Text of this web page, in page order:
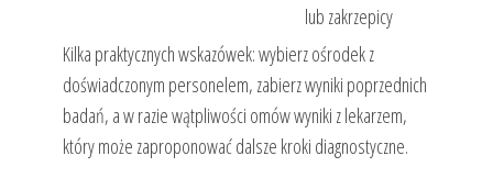
lub zakrzepicy
Kilka praktycznych wskazówek: wybierz ośrodek z
doświadczonym personelem, zabierz wyniki poprzednich
badań, a w razie wątpliwości omów wyniki z lekarzem,
który może zaproponować dalsze kroki diagnostyczne.